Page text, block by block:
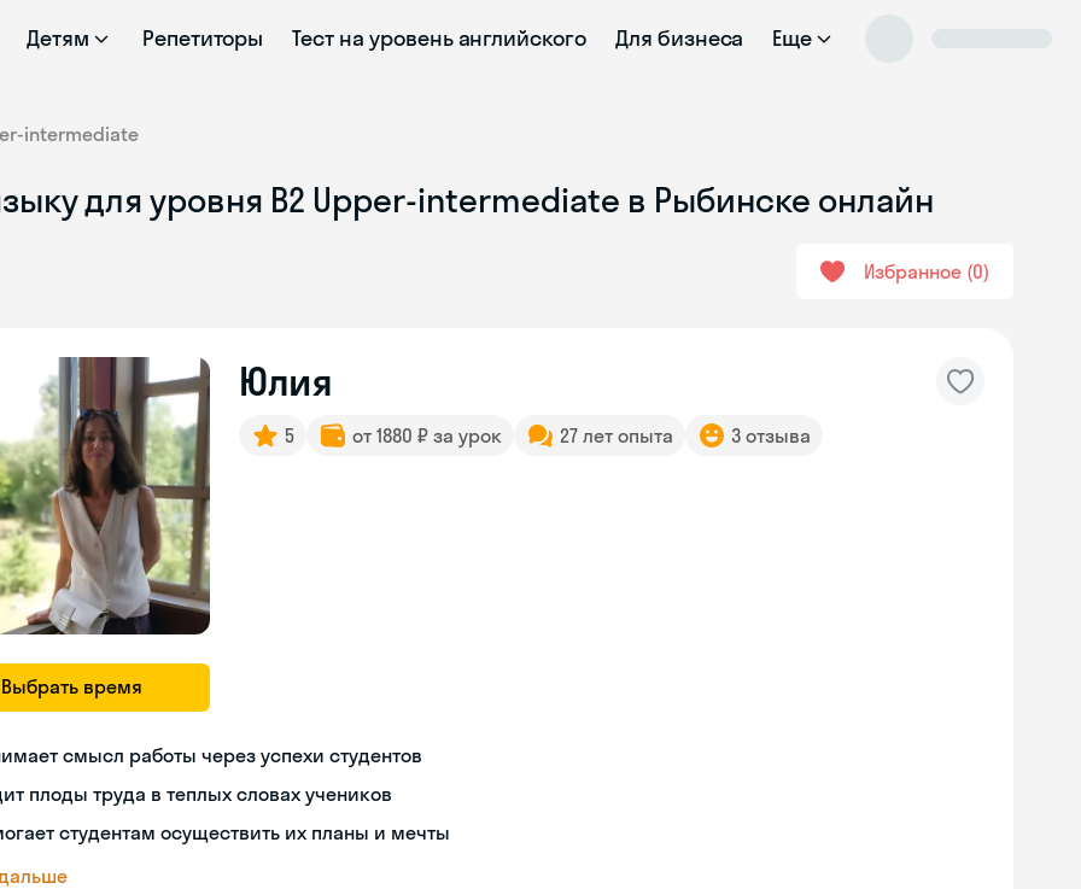
Детям Репетиторы Тест на уровень английского Для бизнеса Еще
intermediate
для уровня B2 Upper-intermediate в Рыбинске онлайн
Избранное 0
Выбрать время
Юлия
5 от 1880 ₽ за урок 27 лет опыта 3 отзыва
смысл работы через успехи студентов
плоды труда в теплых словах учеников
студентам осуществить их планы и мечты